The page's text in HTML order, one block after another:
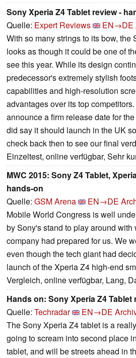
Sony Xperia Z4 Tablet review -
Quelle: Expert Reviews EN→DE
With so many strings to its bow, the
looks as though it could be one of
see this year. While its design
predecessor's extremely stylish
capabilities and high-resolution
advantages over its top
announce a firm release date for
did say it should launch in the UK
check back then to see our final
Einzeltest, online verfügbar, Sehr
MWC 2015: Sony Z4 Tablet,
hands-on
Quelle: GSM Arena EN→DE
Mobile World Congress is well
by Sony's stand to play around
company had prepared for us. We
even though the tech giant had
launch of the Xperia Z4 high-end
Vergleich, online verfügbar, Lang,
Hands on: Sony Xperia Z4 Tablet
Quelle: Techradar EN→DE
The Sony Xperia Z4 tablet is a
going to scream into second place
tablet, and will be streets ahead in